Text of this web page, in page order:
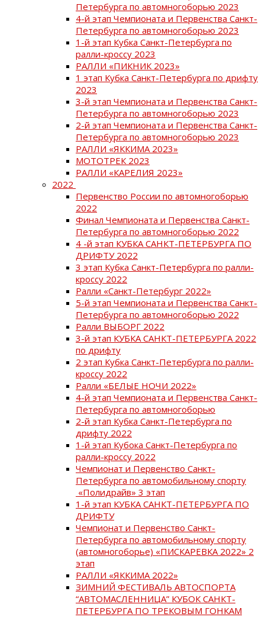
Петербурга по автомногоборью 2023
4-й этап Чемпионата и Первенства Санкт-
Петербурга по автомногоборью 2023
1-й этап Кубка Санкт-Петербурга по
ралли-кроссу 2023
РАЛЛИ «ПИКНИК 2023»
1 этап Кубка Санкт-Петербурга по дрифту
2023
3-й этап Чемпионата и Первенства Санкт-
Петербурга по автомногоборью 2023
2-й этап Чемпионата и Первенства Санкт-
Петербурга по автомногоборью 2023
РАЛЛИ «ЯККИМА 2023»
МОТОТРЕК 2023
РАЛЛИ «КАРЕЛИЯ 2023»
2022
Первенство России по автомногоборью
2022
Финал Чемпионата и Первенства Санкт-
Петербурга по автомногоборью 2022
4 -й этап КУБКА САНКТ-ПЕТЕРБУРГА ПО
ДРИФТУ 2022
3 этап Кубка Санкт-Петербурга по ралли-
кроссу 2022
Ралли «Санкт-Петербург 2022»
5-й этап Чемпионата и Первенства Санкт-
Петербурга по автомногоборью 2022
Ралли ВЫБОРГ 2022
3-й этап КУБКА САНКТ-ПЕТЕРБУРГА 2022
по дрифту
2 этап Кубка Санкт-Петербурга по ралли-
кроссу 2022
Ралли «БЕЛЫЕ НОЧИ 2022»
4-й этап Чемпионата и Первенства Санкт-
Петербурга по автомногоборью
2-й этап Кубка Санкт-Петербурга по
дрифту 2022
1-й этап Кубока Санкт-Петербурга по
ралли-кроссу 2022
Чемпионат и Первенство Санкт-
Петербурга по автомобильному спорту
«Полидрайв» 3 этап
1-й этап КУБКА САНКТ-ПЕТЕРБУРГА ПО
ДРИФТУ
Чемпионат и Первенство Санкт-
Петербурга по автомобильному спорту
(автомногоборье) «ПИСКАРЕВКА 2022» 2
этап
РАЛЛИ «ЯККИМА 2022»
ЗИМНИЙ ФЕСТИВАЛЬ АВТОСПОРТА
“АВТОМАСЛЕННИЦА” КУБОК САНКТ-
ПЕТЕРБУРГА ПО ТРЕКОВЫМ ГОНКАМ